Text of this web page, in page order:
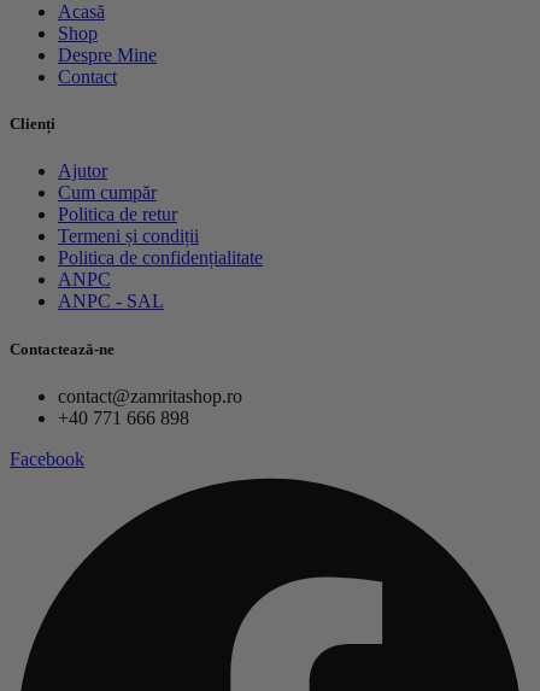
Acasă
Shop
Despre Mine
Contact
Clienți
Ajutor
Cum cumpăr
Politica de retur
Termeni și condiții
Politica de confidențialitate
ANPC
ANPC - SAL
Contactează-ne
contact@zamritashop.ro
+40 771 666 898
Facebook